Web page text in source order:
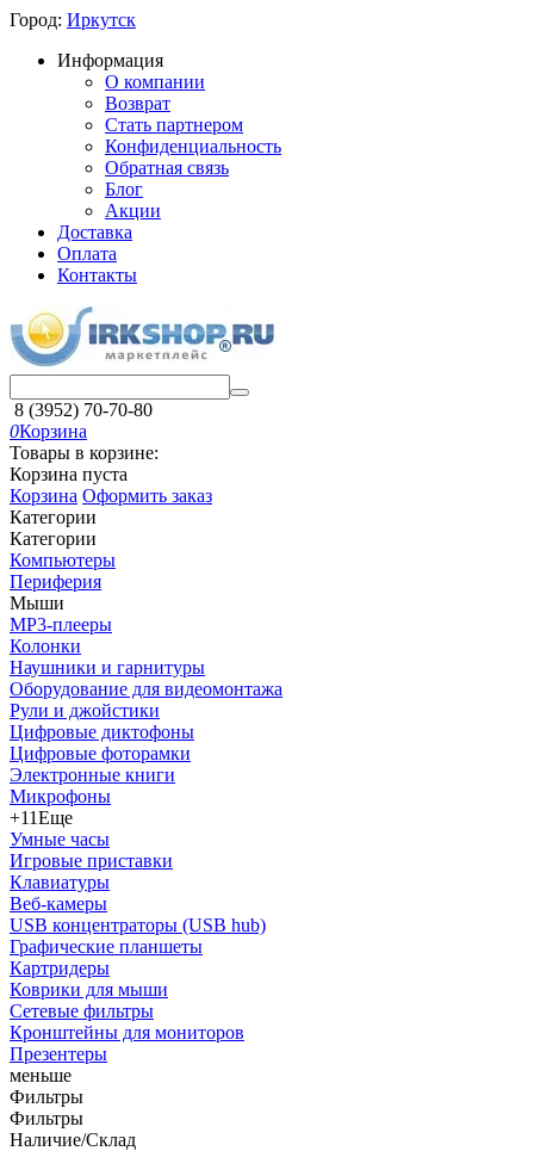
Город: Иркутск
Информация
О компании
Возврат
Стать партнером
Конфиденциальность
Обратная связь
Блог
Акции
Доставка
Оплата
Контакты
8 (3952) 70-70-80
0Корзина
Товары в корзине:
Корзина пуста
Корзина Оформить заказ
Категории
Категории
Компьютеры
Периферия
Мыши
MP3-плееры
Колонки
Наушники и гарнитуры
Оборудование для видеомонтажа
Рули и джойстики
Цифровые диктофоны
Цифровые фоторамки
Электронные книги
Микрофоны
+11Еще
Умные часы
Игровые приставки
Клавиатуры
Веб-камеры
USB концентраторы (USB hub)
Графические планшеты
Картридеры
Коврики для мыши
Сетевые фильтры
Кронштейны для мониторов
Презентеры
меньше
Фильтры
Фильтры
Наличие/Склад